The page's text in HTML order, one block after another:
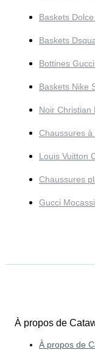
Baskets
Baskets
Bottines
Baskets Nike
Noir Christian
Chaussures
Louis Vuitton
Chaussures
Gucci
À propos de
À propos de